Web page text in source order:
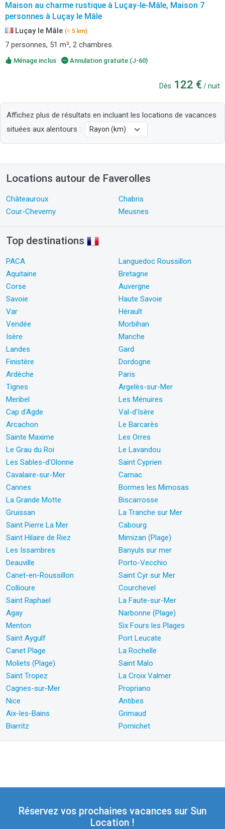
Maison au charme rustique à Luçay-le-Mâle, Maison 7
personnes à Luçay le Mâle
Luçay le Mâle (≈ 5 km)
7 personnes, 51 m², 2 chambres.
Ménage inclus Annulation gratuite (J-60)
Dès 122 € / nuit
Affichez plus de résultats en incluant les locations de vacances
situées aux alentours :
Locations autour de Faverolles
Châteauroux
Chabris
Cour-Cheverny
Meusnes
Top destinations
PACA
Languedoc Roussillon
Aquitaine
Bretagne
Corse
Auvergne
Savoie
Haute Savoie
Var
Hérault
Vendée
Morbihan
Isère
Manche
Landes
Gard
Finistère
Dordogne
Ardèche
Paris
Tignes
Argelès-sur-Mer
Meribel
Les Ménuires
Cap d'Agde
Val-d'Isère
Arcachon
Le Barcarès
Sainte Maxime
Les Orres
Le Grau du Roi
Le Lavandou
Les Sables-d'Olonne
Saint Cyprien
Cavalaire-sur-Mer
Carnac
Cannes
Bormes les Mimosas
La Grande Motte
Biscarrosse
Gruissan
La Tranche sur Mer
Saint Pierre La Mer
Cabourg
Saint Hilaire de Riez
Mimizan (Plage)
Les Issambres
Banyuls sur mer
Deauville
Porto-Vecchio
Canet-en-Roussillon
Saint Cyr sur Mer
Collioure
Courchevel
Saint Raphael
La Faute-sur-Mer
Agay
Narbonne (Plage)
Menton
Six Fours les Plages
Saint Aygulf
Port Leucate
Canet Plage
La Rochelle
Moliets (Plage)
Saint Malo
Saint Tropez
La Croix Valmer
Cagnes-sur-Mer
Propriano
Nice
Antibes
Aix-les-Bains
Grimaud
Biarritz
Pornichet
Réservez vos prochaines vacances sur Sun
Location !